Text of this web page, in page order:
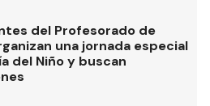
del Profesorado de
una jornada especial
del Niño y buscan